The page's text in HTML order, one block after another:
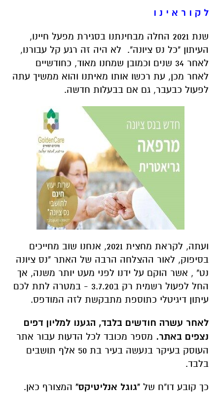
ל ק ו ר א י נ ו
שנת 2021 החלה מבחינתנו בסגירת מפעל חיינו,
העיתון "כל נס ציונה". לא היה זה רגע קל עבורנו,
לאחר 34 שנים וכמובן שמחנו מאוד, כחודשיים
לאחר מכן, עת רכשו אותו מאיתנו והוא ממשיך עתה
לפעול כבעבר, גם אם בבעלות חדשה.
ועתה, לקראת מחצית 2021, אנחנו שוב מחייכים
בסיפוק, לאור ההצלחה הרבה של האתר "נס ציונה
נט" , אשר הוקם על ידנו לפני מעט יותר משנה, אך
החל לפעול רשמית רק ב3.7.20 - במטרה לתת לכם
עיתון דיגיטלי כתוספת מתבקשת לזה המודפס.
לאחר עשרה חודשים בלבד, הגענו למליון דפים
נצפים באתר. מספר מכובד לכל הדעות עבור אתר
העוסק בעיקר בנעשה בעיר בת 50 אלף תושבים
בלבד.
כך קובע דו"ח של "גוגל אנליטיקס" המצורף כאן.